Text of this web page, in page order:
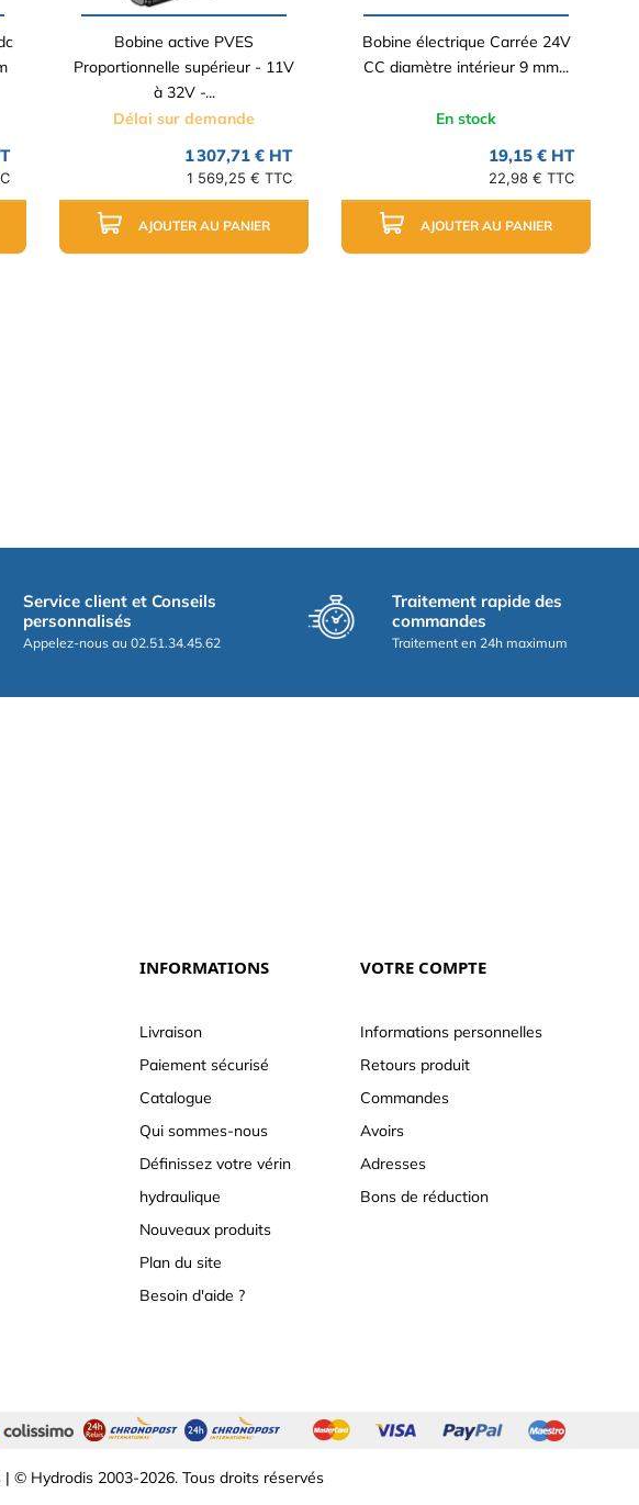
Bobine active PVES
Proportionnelle supérieur - 11V
à 32V -...
Délai sur demande
1 307,71 € HT
1 569,25 € TTC
AJOUTER AU PANIER
Bobine électrique Carrée 24V
CC diamètre intérieur 9 mm...
En stock
19,15 € HT
22,98 € TTC
AJOUTER AU PANIER
Service client et Conseils
personnalisés
Appelez-nous au 02.51.34.45.62
Traitement rapide des
commandes
Traitement en 24h maximum
INFORMATIONS
Livraison
Paiement sécurisé
Catalogue
Qui sommes-nous
Définissez votre vérin
hydraulique
Nouveaux produits
Plan du site
Besoin d'aide ?
VOTRE COMPTE
Informations personnelles
Retours produit
Commandes
Avoirs
Adresses
Bons de réduction
| © Hydrodis 2003-2026. Tous droits réservés